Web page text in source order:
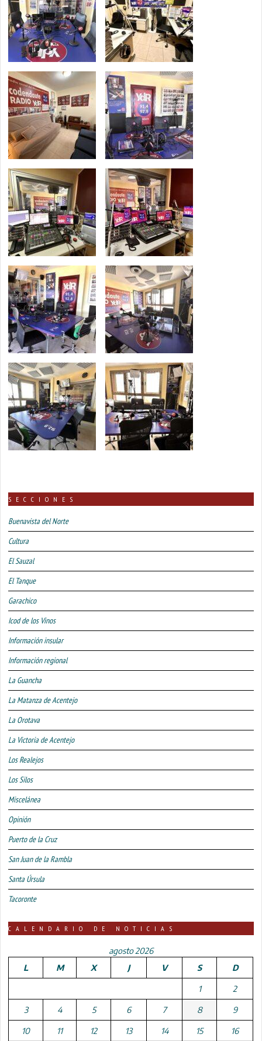
SECCIONES
Buenavista del Norte
Cultura
El Sauzal
El Tanque
Garachico
Icod de los Vinos
Información insular
Información regional
La Guancha
La Matanza de Acentejo
La Orotava
La Victoria de Acentejo
Los Realejos
Los Silos
Miscelánea
Opinión
Puerto de la Cruz
San Juan de la Rambla
Santa Úrsula
Tacoronte
CALENDARIO DE NOTICIAS
agosto 2026
L
M X J V S D
1 2
3 4 5 6 7 8 9
10 11 12 13 14 15 16